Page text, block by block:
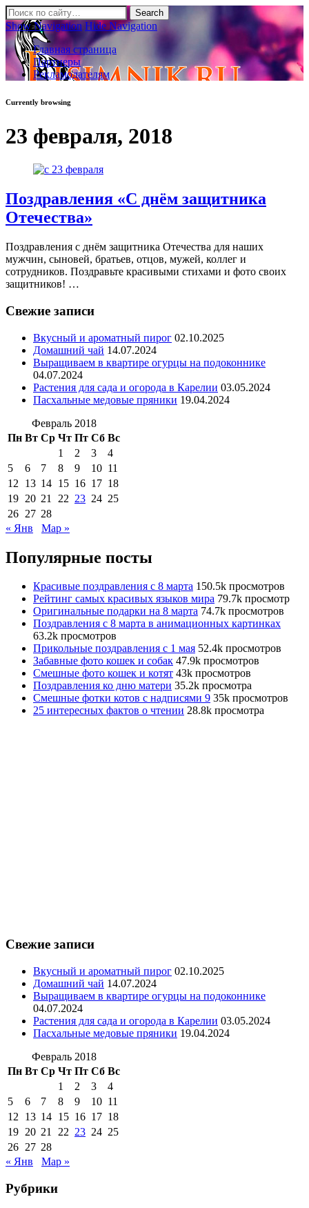
Show Navigation Hide Navigation
Главная страница
Партнеры
Рекламодателям
Currently browsing
23 февраля, 2018
Поздравления «С днём защитника
Отечества»
Поздравления с днём защитника Отечества для наших
мужчин, сыновей, братьев, отцов, мужей, коллег и
сотрудников. Поздравьте красивыми стихами и фото своих
защитников! …
Свежие записи
Вкусный и ароматный пирог 02.10.2025
Домашний чай 14.07.2024
Выращиваем в квартире огурцы на подоконнике
04.07.2024
Растения для сада и огорода в Карелии 03.05.2024
Пасхальные медовые пряники 19.04.2024
Февраль 2018
Пн Вт Ср Чт Пт Сб Вс
1
2 3
4
5
6 7 8 9 10 11
12
13 14 15 16 17 18
19 20 21 22 23 24 25
26 27 28
« Янв
Мар »
Популярные посты
Красивые поздравления с 8 марта 150.5k просмотров
Рейтинг самых красивых языков мира 79.7k просмотр
Оригинальные подарки на 8 марта 74.7k просмотров
Поздравления с 8 марта в анимационных картинках
63.2k просмотров
Прикольные поздравления с 1 мая 52.4k просмотров
Забавные фото кошек и собак 47.9k просмотров
Смешные фото кошек и котят 43k просмотров
Поздравления ко дню матери 35.2k просмотра
Смешные фотки котов с надписями 9 35k просмотров
25 интересных фактов о чтении 28.8k просмотра
Свежие записи
Вкусный и ароматный пирог 02.10.2025
Домашний чай 14.07.2024
Выращиваем в квартире огурцы на подоконнике
04.07.2024
Растения для сада и огорода в Карелии 03.05.2024
Пасхальные медовые пряники 19.04.2024
Февраль 2018
Пн Вт Ср Чт Пт Сб Вс
1
2 3
4
5
6 7 8 9 10 11
12
13 14 15 16 17 18
19 20 21 22 23 24 25
26 27 28
« Янв
Мар »
Рубрики